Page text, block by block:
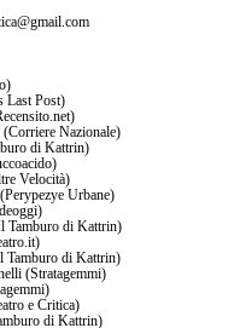
Last Post)
Nazionale)
di Kattrin)
Velocità)
Urbane)
Tamburo di Kattrin)
Tamburo di Kattrin)
(Stratagemmi)
e Critica)
di Kattrin)